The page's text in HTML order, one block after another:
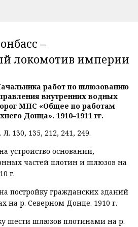
–
локомотив империи
работ по шлюзованию
внутренних водных
МПС «Общее по работам
Донца». 1910–1911 гг.
130, 135, 212, 241, 249.
устройство оснований,
частей плотин и шлюзов на
г.
постройку гражданских зданий
на р. Северном Донце. 1910 г.
шести шлюзов плотинами на р.